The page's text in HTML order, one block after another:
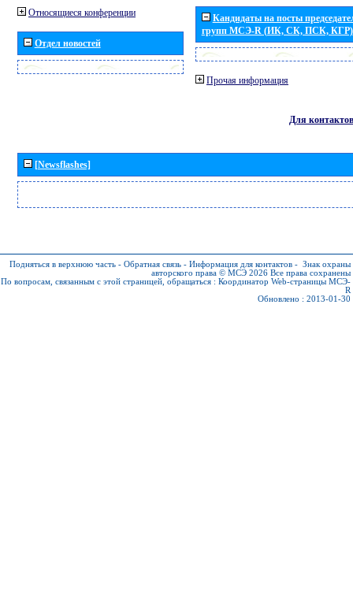
Относящиеся конференции
Отдел новостей
Кандидаты на посты
групп МСЭ-R (ИК, СК, ПСК, КГР)
Прочая информация
Для контактов
[Newsflashes]
Подняться в верхнюю часть - Обратная связь - Информация для контактов - Знак охраны
авторского права © МСЭ 2026 Все права сохранены
По вопросам, связанным с этой страницей, обращаться : Координатор Web-страницы МСЭ-
R
Обновлено : 2013-01-30